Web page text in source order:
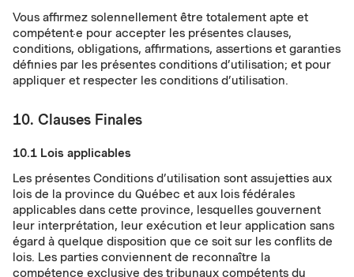
Vous affirmez solennellement être totalement apte et
compétent·e pour accepter les présentes clauses,
conditions, obligations, affirmations, assertions et garanties
définies par les présentes conditions d’utilisation; et pour
appliquer et respecter les conditions d’utilisation.
10. Clauses Finales
10.1 Lois applicables
Les présentes Conditions d’utilisation sont assujetties aux
lois de la province du Québec et aux lois fédérales
applicables dans cette province, lesquelles gouvernent
leur interprétation, leur exécution et leur application sans
égard à quelque disposition que ce soit sur les conflits de
lois. Les parties conviennent de reconnaître la
compétence exclusive des tribunaux compétents du